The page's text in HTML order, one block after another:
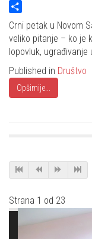
Twitter
Share
Crni petak u Novom
veliko pitanje – ko je
lopovluk,
Published in Društvo
Opširnije...
Strana 1 od 23